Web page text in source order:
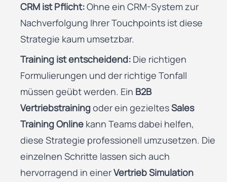
CRM ist Pflicht:Ohne ein CRM-System zur
Nachverfolgung Ihrer Touchpoints ist diese
Strategie kaum umsetzbar.
Training ist entscheidend: Die richtigen
Formulierungen und der richtige Tonfall
müssen geübt werden. Ein B2B
Vertriebstrainingoder ein gezieltesSales
Training Online kann Teams dabei helfen,
diese Strategie professionell umzusetzen. Die
einzelnen Schritte lassen sich auch
hervorragend in einerVertrieb Simulation